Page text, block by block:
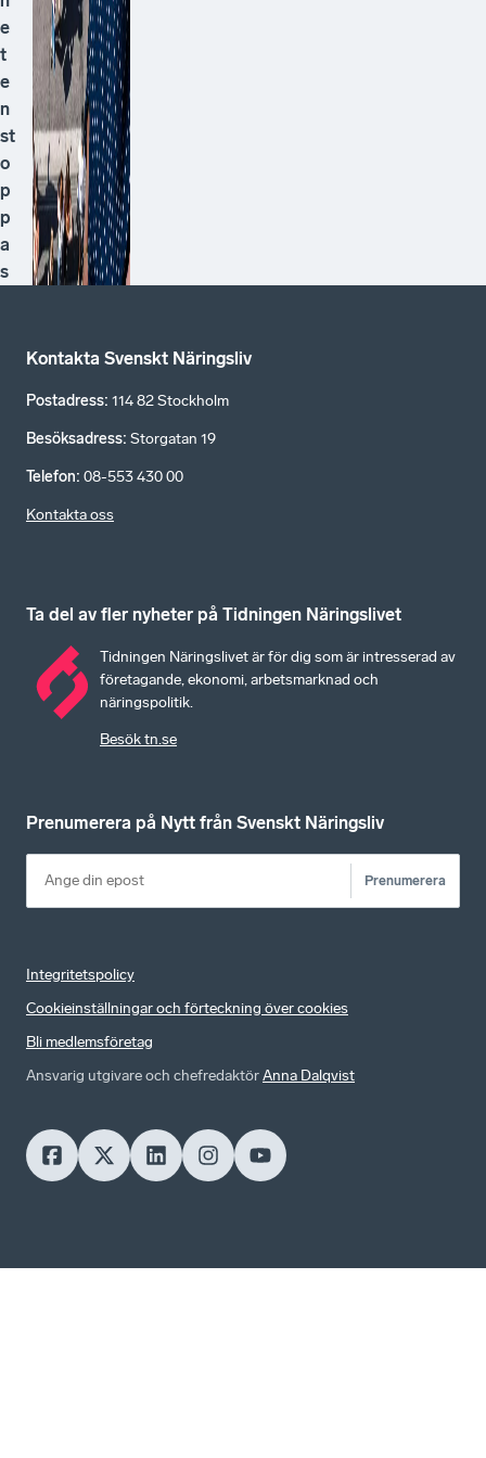
e
t
e
n
st
o
p
p
a
s
Kontakta Svenskt Näringsliv
Postadress: 114 82 Stockholm
Besöksadress: Storgatan 19
Telefon: 08-553 430 00
Kontakta oss
Ta del av fler nyheter på Tidningen Näringslivet
Tidningen Näringslivet är för dig som är intresserad av
företagande, ekonomi, arbetsmarknad och
näringspolitik.
Besök tn.se
Prenumerera på Nytt från Svenskt Näringsliv
Prenumerera
Integritetspolicy
Cookieinställningar och förteckning över cookies
Bli medlemsföretag
Ansvarig utgivare och chefredaktörAnna Dalqvist